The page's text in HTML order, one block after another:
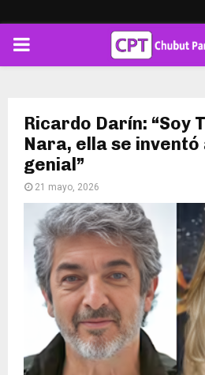
PRIMARY
Ricardo Darín: “Soy
Nara, ella se inventó
genial”
21 mayo, 2026